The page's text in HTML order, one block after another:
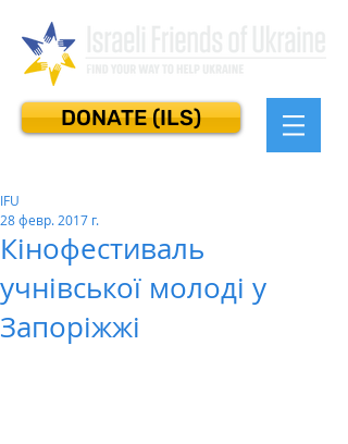
DONATE (ILS)
Кінофестиваль
учнівської молоді у
Запоріжжі
IFU
28 февр. 2017 г.